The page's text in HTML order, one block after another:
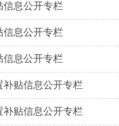
信息公开专栏
信息公开专栏
信息公开专栏
补贴信息公开专栏
补贴信息公开专栏